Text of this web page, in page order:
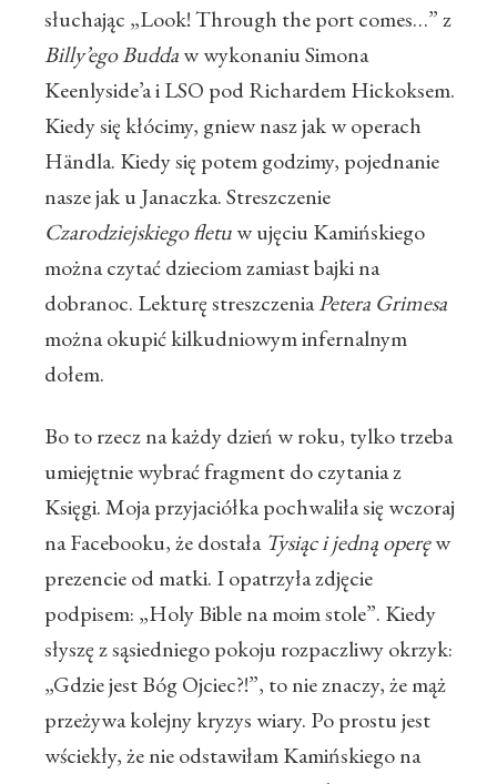
słuchając „Look! Through the port comes…” z
Billy’ego Buddaw wykonaniu Simona
Keenlyside’a i LSO pod Richardem Hickoksem.
Kiedy się kłócimy, gniew nasz jak w operach
Händla. Kiedy się potem godzimy, pojednanie
nasze jak u Janaczka. Streszczenie
Czarodziejskiego fletuw ujęciu Kamińskiego
można czytać dzieciom zamiast bajki na
dobranoc. Lekturę streszczeniaPetera Grimesa
można okupić kilkudniowym infernalnym
dołem.
Bo to rzecz na każdy dzień w roku, tylko trzeba
umiejętnie wybrać fragment do czytania z
Księgi. Moja przyjaciółka pochwaliła się wczoraj
na Facebooku, że dostała Tysiąc i jedną operęw
prezencie od matki. I opatrzyła zdjęcie
podpisem: „Holy Bible na moim stole”. Kiedy
słyszę z sąsiedniego pokoju rozpaczliwy okrzyk:
„Gdzie jest Bóg Ojciec?!”, to nie znaczy, że mąż
przeżywa kolejny kryzys wiary. Po prostu jest
wściekły, że nie odstawiłam Kamińskiego na